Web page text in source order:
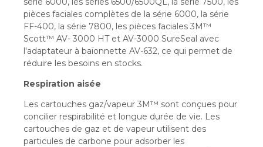
pièces faciales complètes de la série 6000, la série
FF-400, la série 7800, les pièces faciales 3M™
Scott™ AV- 3000 HT et AV-3000 SureSeal avec
l'adaptateur à baïonnette AV-632, ce qui permet de
réduire les besoins en stocks.
Respiration aisée
Les cartouches gaz/vapeur 3M™ sont conçues pour
concilier respirabilité et longue durée de vie. Les
cartouches de gaz et de vapeur utilisent des
particules de carbone pour adsorber les